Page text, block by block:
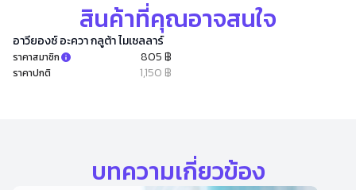
สินค้าที่คุณอาจสนใจ
อาวียองซ์ อะควา กลูต้า ไมเซลลาร์
ราคาสมาชิก 805 ฿
ราคาปกติ 1,150 ฿
บทความเกี่ยวข้อง